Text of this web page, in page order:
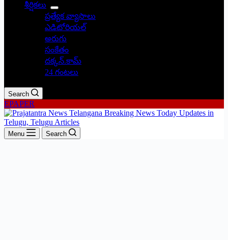
శీర్షికలు
ప్రత్యేక వ్యాసాలు
ఎడిటోరియల్
అరుగు
సంకేతం
దక్కన్.కామ్
24 గంటలు
Search
EPAPER
Menu Search